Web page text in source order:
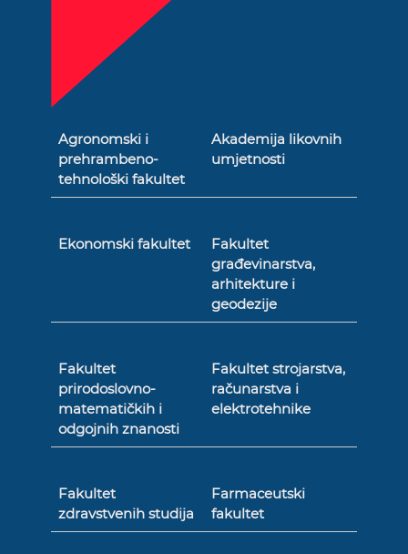
Agronomski i
prehrambeno-
tehnološki fakultet
Akademija likovnih
umjetnosti
Ekonomski fakultet
Fakultet
građevinarstva,
arhitekture i
geodezije
Fakultet
prirodoslovno-
matematičkih i
odgojnih znanosti
Fakultet strojarstva,
računarstva i
elektrotehnike
Fakultet
zdravstvenih studija
Farmaceutski
fakultet